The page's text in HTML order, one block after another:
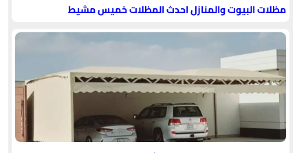
مظلات البيوت والمنازل احدث المظلات خميس مشيط